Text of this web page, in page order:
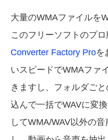
大量のWMAファイルを
このフリーソフトのプロ
Converter Factory Proを
いスピードでWMAファ
きますし、フォルダご
込んで一括でWAVに変
してWMA/WAV以外の